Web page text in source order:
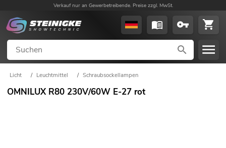
Verkauf nur an Gewerbetreibende. Preise zzgl. MwSt.
Licht / Leuchtmittel / Schraubsockellampen
OMNILUX R80 230V/60W E-27 rot